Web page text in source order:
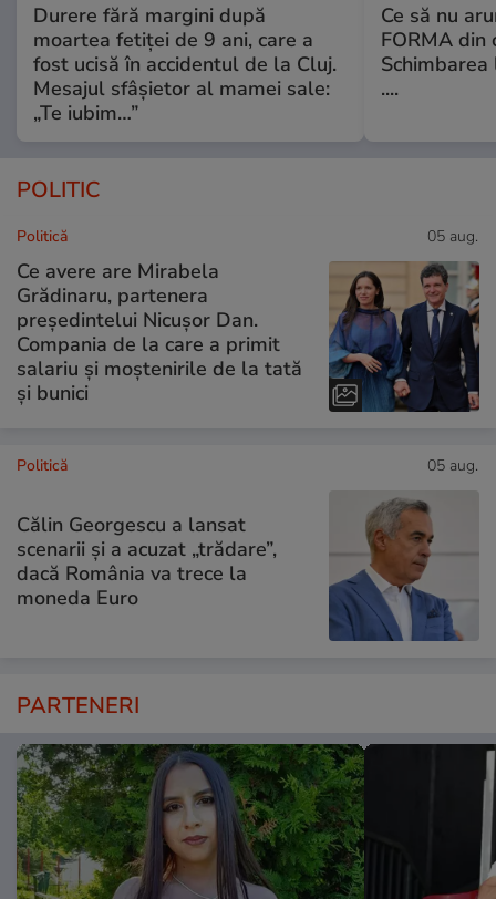
Durere fără margini după
moartea fetiței de 9 ani, care a
fost ucisă în accidentul de la Cluj.
Mesajul sfâșietor al mamei sale:
„Te iubim…”
Ce să nu
FORMA din
Schimbarea
....
POLITIC
Politică 05 aug.
Ce avere are Mirabela
Grădinaru, partenera
președintelui Nicușor Dan.
Compania de la care a primit
salariu și moștenirile de la tată
și bunici
Politică 05 aug.
Călin Georgescu a lansat
scenarii și a acuzat „trădare”,
dacă România va trece la
moneda Euro
PARTENERI